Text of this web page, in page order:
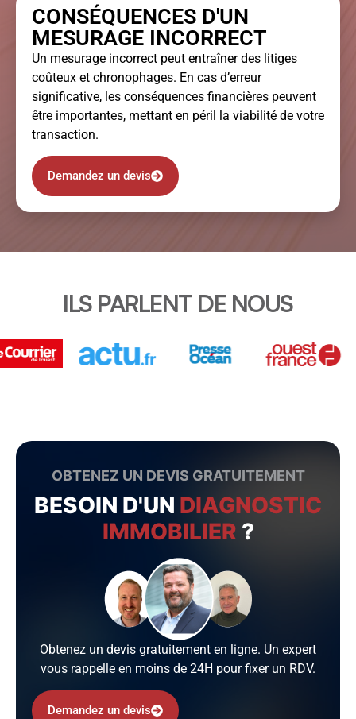
CONSÉQUENCES D'UN
MESURAGE INCORRECT
Un mesurage incorrect peut entraîner des litiges
coûteux et chronophages. En cas d’erreur
significative, les conséquences financières peuvent
être importantes, mettant en péril la viabilité de votre
transaction.
Demandez un devis
ILS PARLENT DE NOUS
OBTENEZ UN DEVIS GRATUITEMENT
BESOIN D'UN DIAGNOSTIC
IMMOBILIER ?
Obtenez un devis gratuitement en ligne. Un expert
vous rappelle en moins de 24H pour fixer un RDV.
Demandez un devis